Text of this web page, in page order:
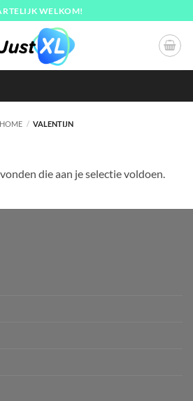
WELKOM!
HOME / VALENTIJN
die aan je selectie voldoen.